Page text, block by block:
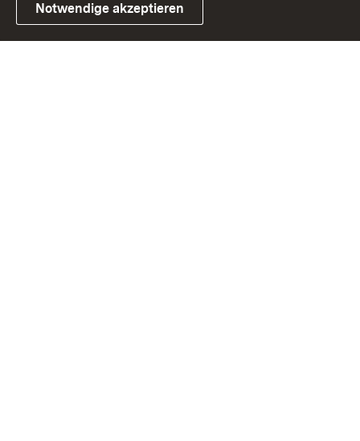
Link zum Landesportal
Notwendige akzeptieren